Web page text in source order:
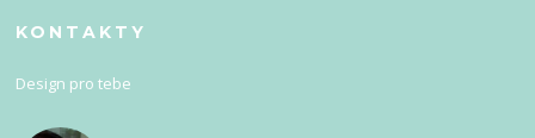
KONTAKTY
Design pro tebe